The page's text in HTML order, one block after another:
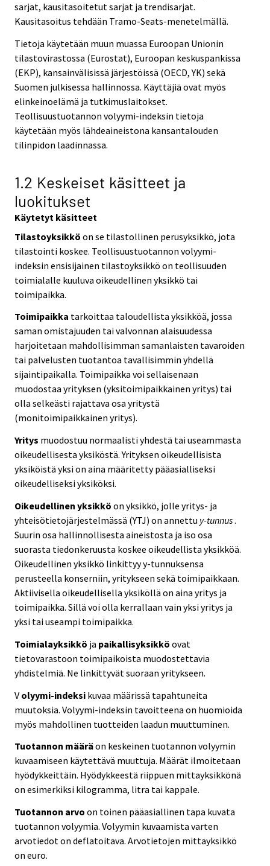
sarjat, kausitasoitetut sarjat ja trendisarjat.
Kausitasoitus tehdään Tramo-Seats-menetelmällä.
Tietoja käytetään muun muassa Euroopan Unionin
tilastovirastossa (Eurostat), Euroopan keskuspankissa
(EKP), kansainvälisissä järjestöissä (OECD, YK) sekä
Suomen julkisessa hallinnossa. Käyttäjiä ovat myös
elinkeinoelämä ja tutkimuslaitokset.
Teollisuustuotannon volyymi-indeksin tietoja
käytetään myös lähdeaineistona kansantalouden
tilinpidon laadinnassa.
1.2 Keskeiset käsitteet ja
luokitukset
Käytetyt käsitteet
Tilastoyksikkö on se tilastollinen perusyksikkö, jota
tilastointi koskee. Teollisuustuotannon volyymi-
indeksin ensisijainen tilastoyksikkö on teollisuuden
toimialalle kuuluva oikeudellinen yksikkö tai
toimipaikka.
Toimipaikka tarkoittaa taloudellista yksikköä, jossa
saman omistajuuden tai valvonnan alaisuudessa
harjoitetaan mahdollisimman samanlaisten tavaroiden
tai palvelusten tuotantoa tavallisimmin yhdellä
sijaintipaikalla. Toimipaikka voi sellaisenaan
muodostaa yrityksen (yksitoimipaikkainen yritys) tai
olla selkeästi rajattava osa yritystä
(monitoimipaikkainen yritys).
Yritys muodostuu normaalisti yhdestä tai useammasta
oikeudellisesta yksiköstä. Yrityksen oikeudellisista
yksiköistä yksi on aina määritetty pääasialliseksi
oikeudelliseksi yksiköksi.
Oikeudellinen yksikkö on yksikkö, jolle yritys- ja
yhteisötietojärjestelmässä (YTJ) on annettu y-tunnus.
Suurin osa hallinnollisesta aineistosta ja iso osa
suorasta tiedonkeruusta koskee oikeudellista yksikköä.
Oikeudellinen yksikkö linkittyy y-tunnuksensa
perusteella konserniin, yritykseen sekä toimipaikkaan.
Aktiivisella oikeudellisella yksiköllä on aina yritys ja
toimipaikka. Sillä voi olla kerrallaan vain yksi yritys ja
yksi tai useampi toimipaikka.
Toimialayksikkö ja paikallisyksikkö ovat
tietovarastoon toimipaikoista muodostettavia
yhdistelmiä. Ne linkittyvät suoraan yritykseen.
V olyymi-indeksi kuvaa määrissä tapahtuneita
muutoksia. Volyymi-indeksin tavoitteena on huomioida
myös mahdollinen tuotteiden laadun muuttuminen.
Tuotannon määräon keskeinen tuotannon volyymin
kuvaamiseen käytettävä muuttuja. Määrät ilmoitetaan
hyödykkeittäin. Hyödykkeestä riippuen mittayksikkönä
on esimerkiksi kilogramma, litra tai kappale.
Tuotannon arvo on toinen pääasiallinen tapa kuvata
tuotannon volyymia. Volyymin kuvaamista varten
arvotiedot on deflatoitava. Arvotietojen mittayksikkö
on euro.